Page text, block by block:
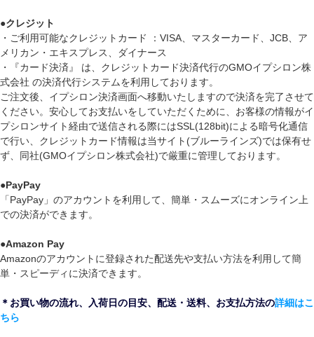
●クレジット
・ご利用可能なクレジットカード ：VISA、マスターカード、JCB、ア
メリカン・エキスプレス、ダイナース
・『カード決済』 は、クレジットカード決済代行のGMOイプシロン株
式会社 の決済代行システムを利用しております。
ご注文後、イプシロン決済画面へ移動いたしますので決済を完了させて
ください。安心してお支払いをしていただくために、お客様の情報がイ
プシロンサイト経由で送信される際にはSSL(128bit)による暗号化通信
で行い、クレジットカード情報は当サイト(ブルーラインズ)では保有せ
ず、同社(GMOイプシロン株式会社)で厳重に管理しております。
●PayPay
「PayPay」のアカウントを利用して、簡単・スムーズにオンライン上
での決済ができます。
●Amazon Pay
Amazonのアカウントに登録された配送先や支払い方法を利用して簡
単・スピーディに決済できます。
＊お買い物の流れ、入荷日の目安、配送・送料、お支払方法の詳細はこ
ちら